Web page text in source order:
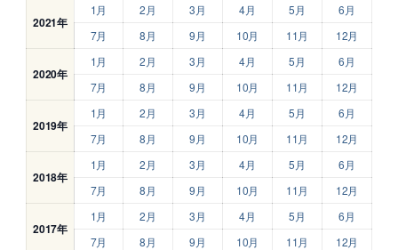
2021年
1月 2月 3月 4月 5月
6月
7月
8月 9月 10月 11月 12月
2020年
1月 2月 3月 4月 5月
6月
7月
8月 9月 10月 11月 12月
2019年
1月 2月 3月 4月 5月
6月
7月
8月 9月 10月 11月 12月
2018年
1月 2月 3月 4月 5月
6月
7月
8月 9月 10月 11月 12月
2017年
1月 2月 3月 4月 5月
6月
7月
8月 9月 10月 11月 12月